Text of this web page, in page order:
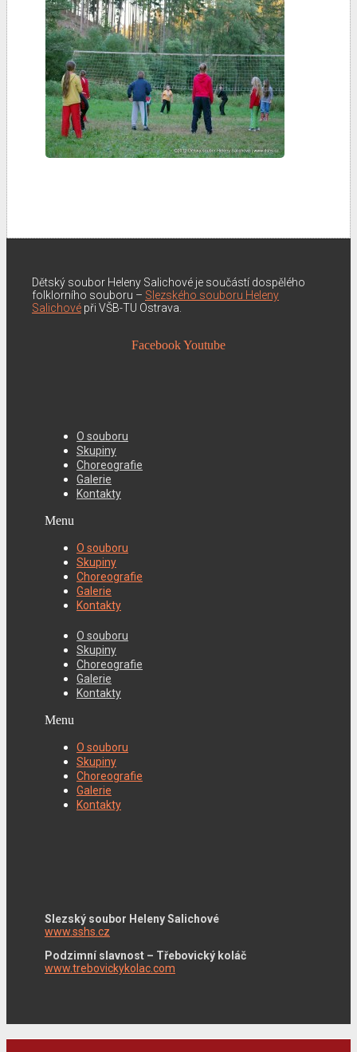
Dětský soubor Heleny Salichové je součástí dospělého
folklorního souboru – Slezského souboru Heleny
Salichové při VŠB-TU Ostrava.
FacebookYoutube
O souboru
Skupiny
Choreografie
Galerie
Kontakty
Menu
O souboru
Skupiny
Choreografie
Galerie
Kontakty
O souboru
Skupiny
Choreografie
Galerie
Kontakty
Menu
O souboru
Skupiny
Choreografie
Galerie
Kontakty
Slezský soubor Heleny Salichové
www.sshs.cz
Podzimní slavnost – Třebovický koláč
www.trebovickykolac.com